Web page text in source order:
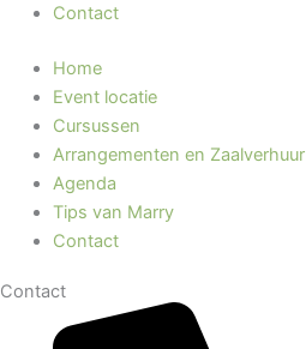
Contact
Home
Event locatie
Cursussen
Arrangementen en Zaalverhuur
Agenda
Tips van Marry
Contact
Contact